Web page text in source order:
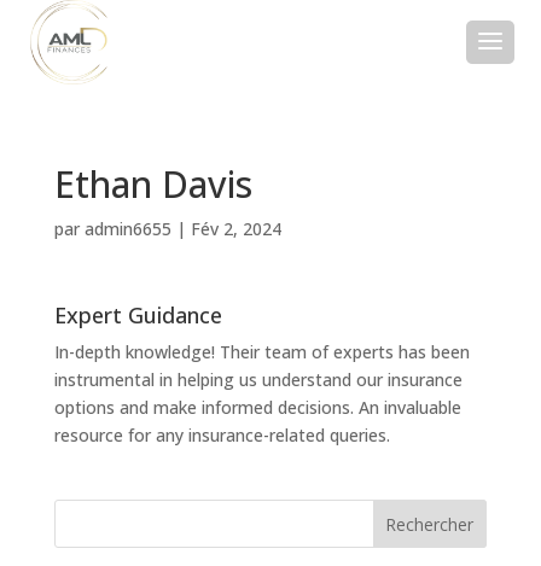
Ethan Davis
par admin6655 | Fév 2, 2024
Expert Guidance
In-depth knowledge! Their team of experts has been
instrumental in helping us understand our insurance
options and make informed decisions. An invaluable
resource for any insurance-related queries.
Rechercher